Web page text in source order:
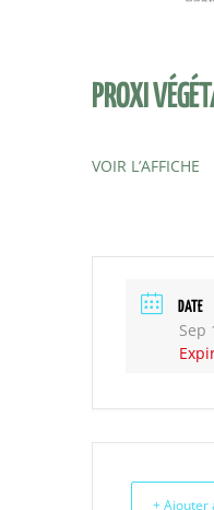
PROXI
VOIR L’AFFICHE
DATE
Sep
+ Ajouter